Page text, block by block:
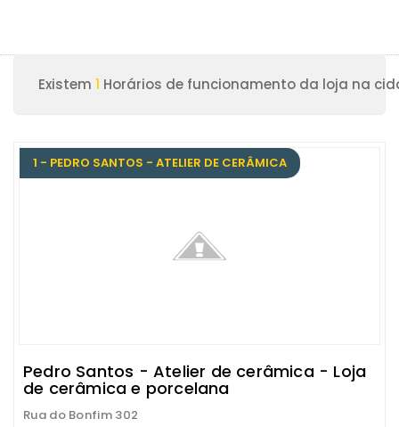
Existem 1 Horários de funcionamento da loja na
1 - PEDRO SANTOS - ATELIER DE CERÂMICA
Pedro Santos - Atelier de cerâmica - Loja
de cerâmica e porcelana
Rua do Bonfim 302